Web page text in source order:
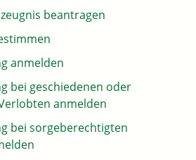
beantragen
anmelden
bei geschiedenen oder
anmelden
bei sorgeberechtigten